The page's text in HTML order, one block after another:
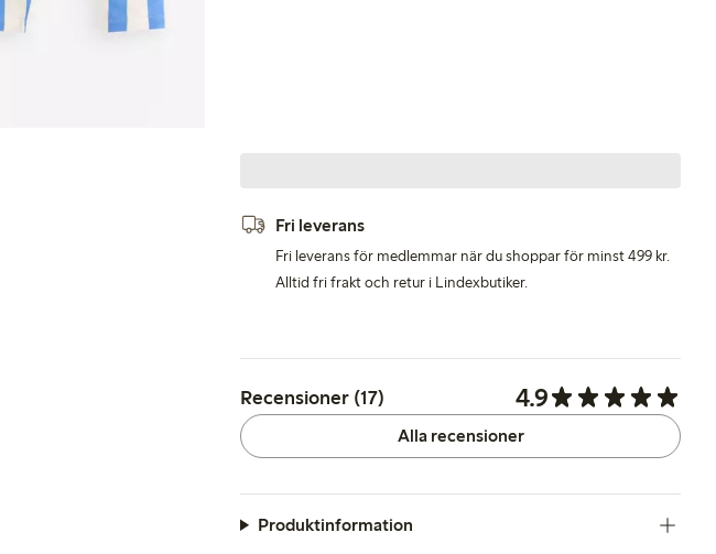
Fri leverans
Fri leverans för medlemmar när du shoppar för minst 499 kr.
Alltid fri frakt och retur i Lindexbutiker.
Recensioner (17) 4.9
Alla recensioner
Produktinformation